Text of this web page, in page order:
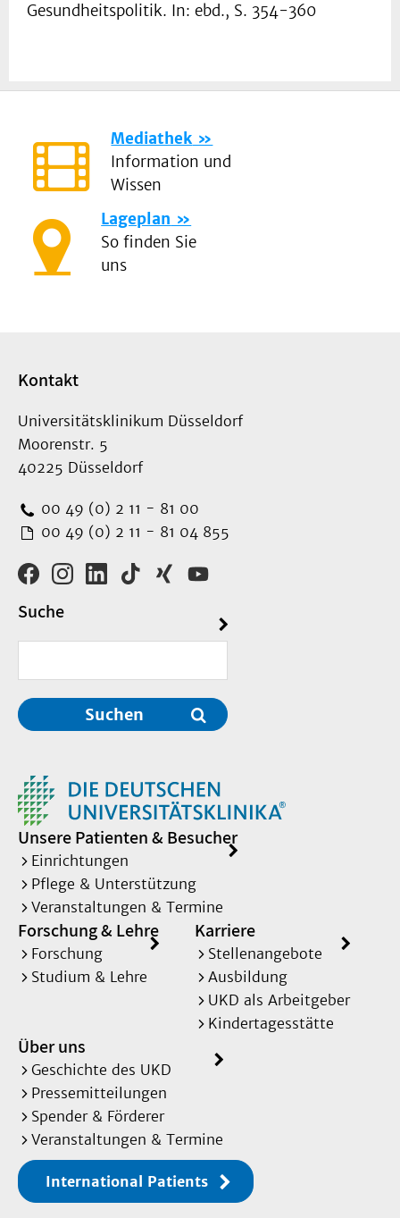
Gesundheitspolitik. In: ebd., S. 354-360
Mediathek
Information und
Wissen
Lageplan
So finden Sie
uns
Kontakt
Universitätsklinikum Düsseldorf
Moorenstr. 5
40225 Düsseldorf
00 49 (0) 2 11 - 81 00
00 49 (0) 2 11 - 81 04 855
Suche
Suchen
Unsere Patienten & Besucher
Einrichtungen
Pflege & Unterstützung
Veranstaltungen & Termine
Forschung & Lehre
Forschung
Studium & Lehre
Karriere
Stellenangebote
Ausbildung
UKD als Arbeitgeber
Kindertagesstätte
Über uns
Geschichte des UKD
Pressemitteilungen
Spender & Förderer
Veranstaltungen & Termine
International Patients